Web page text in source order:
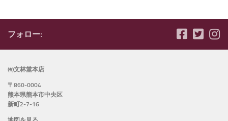
フォロー:
㈲文林堂本店
〒860-0004
熊本県熊本市中央区
新町2-7-16